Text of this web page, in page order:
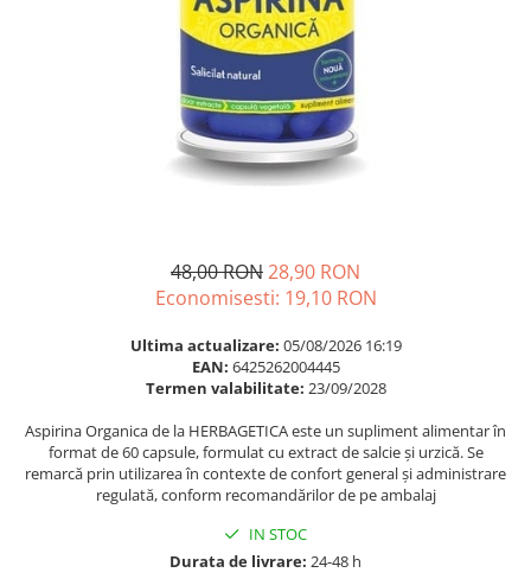
Probiotice si prebiotice
Somn stres si anxietate
Supliment Magneziu
Supliment Vitamina B
Supliment Vitamina D3
Balsam masca si tratament
Produse cu SPF Pentru Fata
48,00 RON28,90 RON
Economisesti: 19,10 RON
Ultima actualizare: 05/08/2026 16:19
EAN: 6425262004445
Termen valabilitate: 23/09/2028
Aspirina Organica de la HERBAGETICA este un supliment alimentar în
format de 60 capsule, formulat cu extract de salcie și urzică. Se
remarcă prin utilizarea în contexte de confort general și administrare
regulată, conform recomandărilor de pe ambalaj
IN STOC
Durata de livrare: 24-48 h